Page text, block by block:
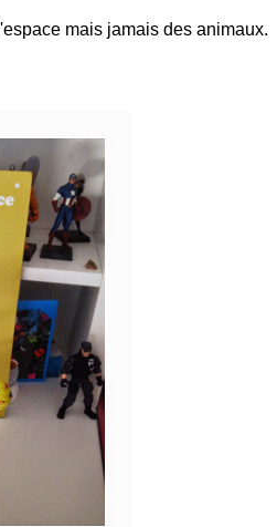
mais jamais des animaux.